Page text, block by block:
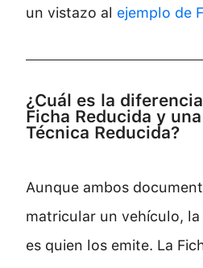
un vistazo al ejemplo de
¿Cuál es la
Ficha Reducida y
Técnica Reducida?
Aunque ambos
matricular un vehículo,
es quien los emite. La